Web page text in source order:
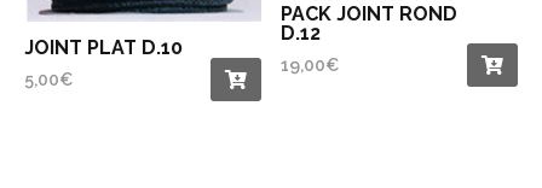
JOINT PLAT D.10
5,00€
PACK JOINT ROND
D.12
19,00€